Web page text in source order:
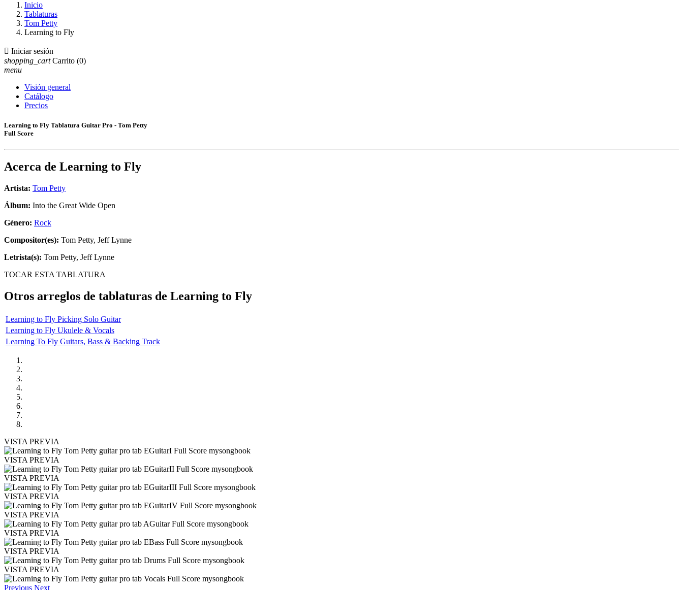
Inicio
Tablaturas
Tom Petty
Learning to Fly
 Iniciar sesión
shopping_cart Carrito (0)
menu
Visión general
Catálogo
Precios
Learning to Fly Tablatura Guitar Pro - Tom Petty
Full Score
Acerca de Learning to Fly
Artista: Tom Petty
Álbum: Into the Great Wide Open
Género: Rock
Compositor(es): Tom Petty, Jeff Lynne
Letrista(s): Tom Petty, Jeff Lynne
TOCAR ESTA TABLATURA
Otros arreglos de tablaturas de Learning to Fly
Learning to Fly Picking Solo Guitar
Learning to Fly Ukulele & Vocals
Learning To Fly Guitars, Bass & Backing Track
VISTA PREVIA
VISTA PREVIA
VISTA PREVIA
VISTA PREVIA
VISTA PREVIA
VISTA PREVIA
VISTA PREVIA
VISTA PREVIA
Previous Next